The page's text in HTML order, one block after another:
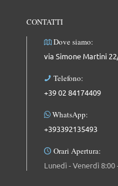
CONTATTI
Dove siamo:
via Simone Martini
Telefono:
+39 02 84174409
WhatsApp:
+393392135493
Orari Apertura:
Lunedì - Venerdì 8:00